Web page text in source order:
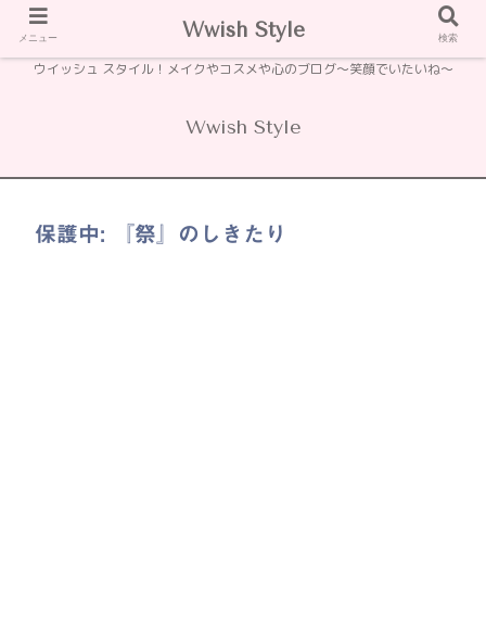
ウイッシュ スタイル！メイクやコスメや心のブログ〜笑顔でいたいね〜
Wwish Style
保護中: 『祭』のしきたり
メニュー Wwish Style 検索